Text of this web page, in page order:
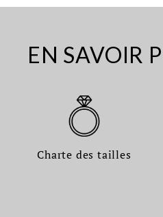
EN SAVOIR
Charte des tailles